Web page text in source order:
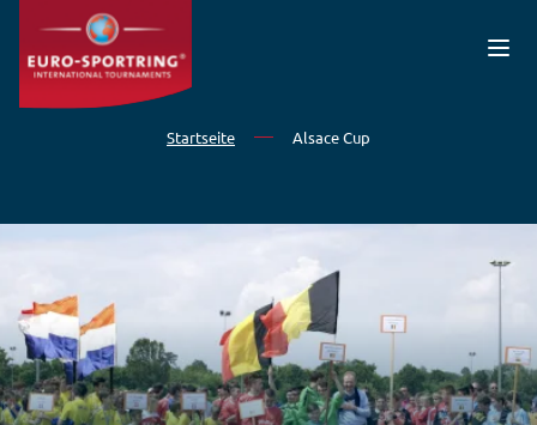
Direkt zum Inhalt
Startseite Alsace Cup